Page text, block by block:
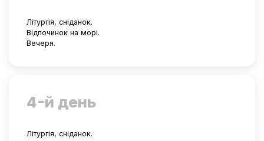
Літургія, сніданок.
Відпочинок на морі.
Вечеря.
4-й день
Літургія, сніданок.